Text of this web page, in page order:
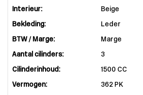
Interieur: Beige
Bekleding: Leder
BTW / Marge: Marge
Aantal cilinders: 3
Cilinderinhoud: 1500 CC
Vermogen: 362 PK